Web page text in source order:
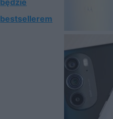
będzie
bestsellerem